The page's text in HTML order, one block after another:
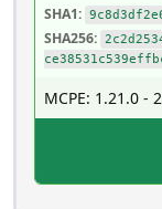
SHA1:
SHA256:
MCPE: 1.21.0 -